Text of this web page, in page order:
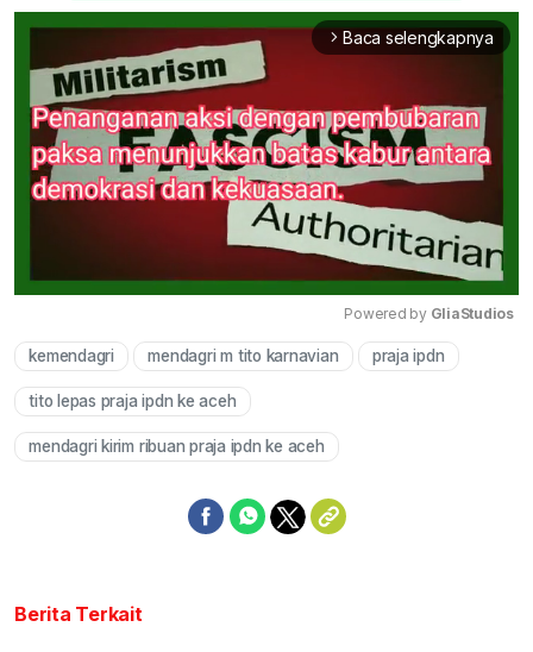
arrow_forward_ios Baca selengkapnya
Mute
Powered by GliaStudios
kemendagri mendagri m tito karnavian praja ipdn
tito lepas praja ipdn ke aceh
mendagri kirim ribuan praja ipdn ke aceh
Berita Terkait